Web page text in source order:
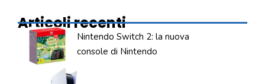
Articoli recenti
Nintendo Switch 2: la nuova
console di Nintendo